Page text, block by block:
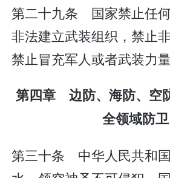
第二十九条 国家禁止任
非法建立武装组织，禁止
禁止冒充军人或者武装力量
第四章 边防、海防、空
全领域防卫
第三十条 中华人民共和